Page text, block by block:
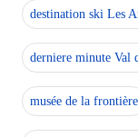
destination ski Les
derniere minute Val
musée de la frontière